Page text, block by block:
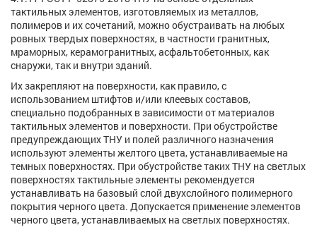
тактильных элементов, изготовляемых из металлов,
полимеров и их сочетаний, можно обустраивать на любых
ровных твердых поверхностях, в частности гранитных,
мраморных, керамогранитных, асфальтобетонных, как
снаружи, так и внутри зданий.
Их закрепляют на поверхности, как правило, с
использованием штифтов и/или клеевых составов,
специально подобранных в зависимости от материалов
тактильных элементов и поверхности. При обустройстве
предупреждающих ТНУ и полей различного назначения
используют элементы желтого цвета, устанавливаемые на
темных поверхностях. При обустройстве таких ТНУ на светлых
поверхностях тактильные элементы рекомендуется
устанавливать на базовый слой двухслойного полимерного
покрытия черного цвета. Допускается применение элементов
черного цвета, устанавливаемых на светлых поверхностях.